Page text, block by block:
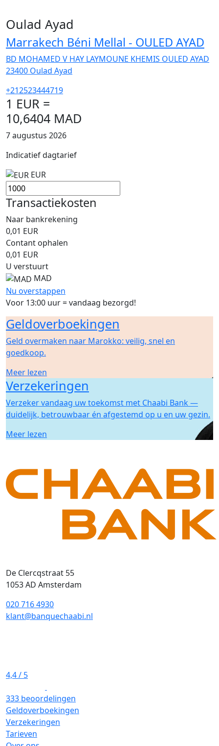
Oulad Ayad
Marrakech Béni Mellal - OULED AYAD
BD MOHAMED V HAY LAYMOUNE KHEMIS OULED AYAD
23400 Oulad Ayad
+212523444719
1 EUR =
10,6404 MAD
7 augustus 2026
Indicatief dagtarief
EUR
Transactiekosten
Naar bankrekening
0,01 EUR
Contant ophalen
0,01 EUR
U verstuurt
MAD
Nu overstappen
Voor 13:00 uur = vandaag bezorgd!
Geldoverboekingen
Geld overmaken naar Marokko: veilig, snel en
goedkoop.
Meer lezen
Verzekeringen
Verzeker vandaag uw toekomst met Chaabi Bank —
duidelijk, betrouwbaar én afgestemd op u en uw gezin.
Meer lezen
De Clercqstraat 55
1053 AD Amsterdam
020 716 4930
klant@banquechaabi.nl
4,4/ 5
333 beoordelingen
Geldoverboekingen
Verzekeringen
Tarieven